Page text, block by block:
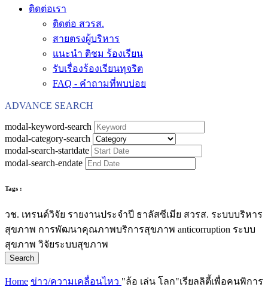
ติดต่อเรา
ติดต่อ สวรส.
สายตรงผู้บริหาร
แนะนำ ติชม ร้องเรียน
รับเรื่องร้องเรียนทุจริต
FAQ - คำถามที่พบบ่อย
ADVANCE SEARCH
modal-keyword-search
modal-category-search
modal-search-startdate
modal-search-endate
Tags :
วช. เทรนด์วิจัย รายงานประจำปี ธาลัสซีเมีย สวรส. ระบบบริหาร
สุขภาพ การพัฒนาคุณภาพบริการสุขภาพ anticorruption ระบบ
สุขภาพ วิจัยระบบสุขภาพ
Search
Home ข่าว/ความเคลื่อนไหว "ล้อ เล่น โลก"เรียลลิตี้เพื่อคนพิการ